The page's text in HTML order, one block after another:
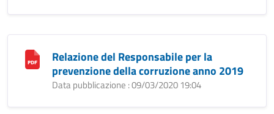
Relazione del Responsabile per la
prevenzione della corruzione anno 2019
Data pubblicazione : 09/03/2020 19:04